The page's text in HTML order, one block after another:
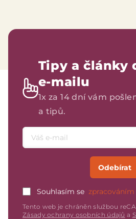
Tipy a články
e-mailu
1x za 14 dní vám
a tipů.
Emailová adresa
Odebírat
Souhlasím se
Tento web je chráněn službou
Zásady ochrany osobních údajů a